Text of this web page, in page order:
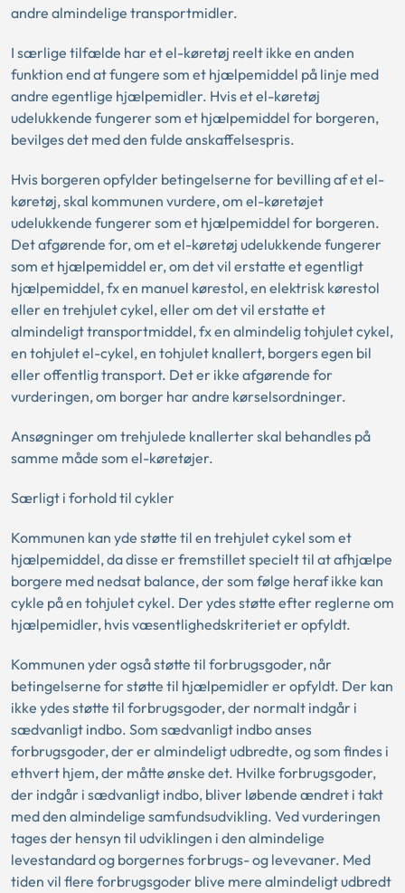
andre almindelige transportmidler.
I særlige tilfælde har et el-køretøj reelt ikke en anden
funktion end at fungere som et hjælpemiddel på linje med
andre egentlige hjælpemidler. Hvis et el-køretøj
udelukkende fungerer som et hjælpemiddel for borgeren,
bevilges det med den fulde anskaffelsespris.
Hvis borgeren opfylder betingelserne for bevilling af et el-
køretøj, skal kommunen vurdere, om el-køretøjet
udelukkende fungerer som et hjælpemiddel for borgeren.
Det afgørende for, om et el-køretøj udelukkende fungerer
som et hjælpemiddel er, om det vil erstatte et egentligt
hjælpemiddel, fx en manuel kørestol, en elektrisk kørestol
eller en trehjulet cykel, eller om det vil erstatte et
almindeligt transportmiddel, fx en almindelig tohjulet cykel,
en tohjulet el-cykel, en tohjulet knallert, borgers egen bil
eller offentlig transport. Det er ikke afgørende for
vurderingen, om borger har andre kørselsordninger.
Ansøgninger om trehjulede knallerter skal behandles på
samme måde som el-køretøjer.
Særligt i forhold til cykler
Kommunen kan yde støtte til en trehjulet cykel som et
hjælpemiddel, da disse er fremstillet specielt til at afhjælpe
borgere med nedsat balance, der som følge heraf ikke kan
cykle på en tohjulet cykel. Der ydes støtte efter reglerne om
hjælpemidler, hvis væsentlighedskriteriet er opfyldt.
Kommunen yder også støtte til forbrugsgoder, når
betingelserne for støtte til hjælpemidler er opfyldt. Der kan
ikke ydes støtte til forbrugsgoder, der normalt indgår i
sædvanligt indbo. Som sædvanligt indbo anses
forbrugsgoder, der er almindeligt udbredte, og som findes i
ethvert hjem, der måtte ønske det. Hvilke forbrugsgoder,
der indgår i sædvanligt indbo, bliver løbende ændret i takt
med den almindelige samfundsudvikling. Ved vurderingen
tages der hensyn til udviklingen i den almindelige
levestandard og borgernes forbrugs- og levevaner. Med
tiden vil flere forbrugsgoder blive mere almindeligt udbredt